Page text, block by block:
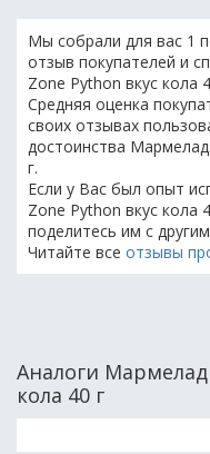
Мы собрали для вас 1
отзыв покупателей и
Zone Python вкус кола
Средняя оценка
своих отзывах
достоинства
г.
Если у Вас был опыт
Zone Python вкус кола
поделитесь им с
Читайте все отзывы
Аналоги Мармелад
кола 40 г